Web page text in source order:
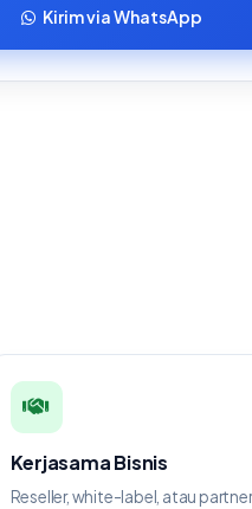
Kirim via WhatsApp
Kerjasama Bisnis
Reseller, white-label, atau